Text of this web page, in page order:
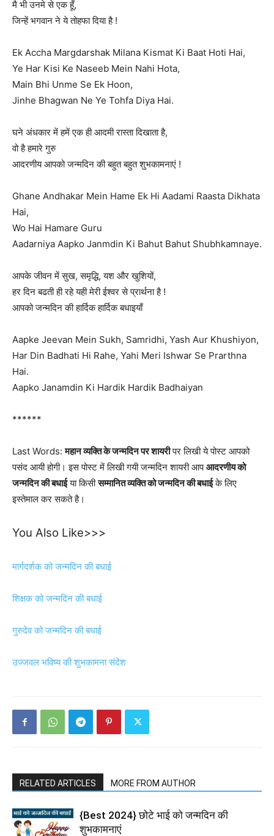
मै भी उनमे से एक हूँ,
जिन्हें भगवान ने ये तोहफा दिया है !
Ek Accha Margdarshak Milana Kismat Ki Baat Hoti Hai,
Ye Har Kisi Ke Naseeb Mein Nahi Hota,
Main Bhi Unme Se Ek Hoon,
Jinhe Bhagwan Ne Ye Tohfa Diya Hai.
घने अंधकार में हमें एक ही आदमी रास्ता दिखाता है,
वो है हमारे गुरु
आदरणीय आपको जन्मदिन की बहुत बहुत शुभकामनाएं !
Ghane Andhakar Mein Hame Ek Hi Aadami Raasta Dikhata
Hai,
Wo Hai Hamare Guru
Aadarniya Aapko Janmdin Ki Bahut Bahut Shubhkamnaye.
आपके जीवन में सुख, समृद्धि, यश और खुशियों,
हर दिन बढती ही रहे यही मेरी ईश्वर से प्रार्थना है !
आपको जन्मदिन की हार्दिक हार्दिक बधाइयाँ
Aapke Jeevan Mein Sukh, Samridhi, Yash Aur Khushiyon,
Har Din Badhati Hi Rahe, Yahi Meri Ishwar Se Prarthna
Hai.
Aapko Janamdin Ki Hardik Hardik Badhaiyan
******
Last Words:महान व्यक्ति के जन्मदिन पर शायरीपर लिखी ये पोस्ट आपको
पसंद आयी होगी। इस पोस्ट में लिखी गयी जन्मदिन शायरी आपआदरणीय को
जन्मदिन की बधाईया किसीसम्मानित व्यक्ति को जन्मदिन की बधाईके लिए
इस्तेमाल कर सकते है।
You Also Like>>>
मार्गदर्शक को जन्मदिन की बधाई
शिक्षक को जन्मदिन की बधाई
गुरुदेव को जन्मदिन की बधाई
उज्जवल भविष्य की शुभकामना संदेश
RELATED ARTICLES MORE FROM AUTHOR
{Best 2024} छोटे भाई को जन्मदिन की
शुभकामनाएं